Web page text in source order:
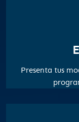
Presenta tus